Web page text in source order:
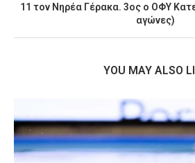
11 τον Νηρέα Γέρακα. 3ος ο ΟΦΥ
αγώνες)
YOU MAY ALSO